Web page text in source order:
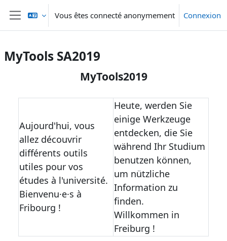
Passer au contenu principal
Panneau latéral
Vous êtes connecté anonymement Connexion
MyTools SA2019
Cours : MyTools SA2019 | Moodle
MyTools2019
Aujourd'hui, vous
allez découvrir
différents outils
utiles pour vos
études à l'université.
Bienvenu·e·s à
Fribourg !
Heute, werden Sie
einige Werkzeuge
entdecken, die Sie
während Ihr Studium
benutzen können,
um nützliche
Information zu
finden.
Willkommen in
Freiburg !